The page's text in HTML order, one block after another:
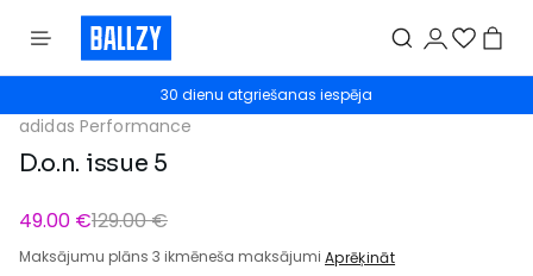
30 dienu atgriešanas iespēja
adidas Performance
D.o.n. issue 5
49.00 €129.00 €
Maksājumu plāns 3 ikmēneša maksājumi Aprēķināt